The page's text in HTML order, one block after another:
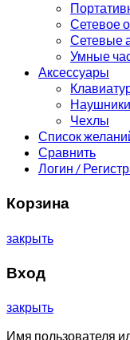
Сетевое
Сетевые
Умные
Аксессуары
Наушники
Чехлы
Список
Сравнить
Логин /
Корзина
закрыть
Вход
закрыть
Имя пользователя